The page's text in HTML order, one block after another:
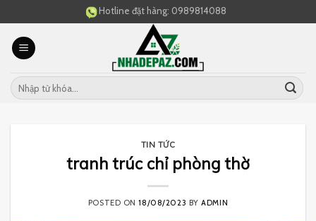
to
content
Hotline đặt hàng: 0989814088
TIN TỨC
tranh trúc chỉ phòng thờ
POSTED ON18/08/2023 BYADMIN